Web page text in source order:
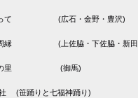
って (広石・金野・豊沢)
周縁 (上佐脇・下佐脇・新田
馬の里 (御馬)
(笹踊りと七福神踊り)